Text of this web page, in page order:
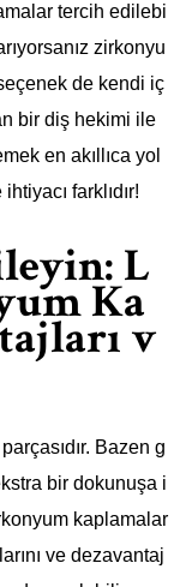
tercih edilebi
zirkonyu
de kendi iç
bir diş hekimi ile
en akıllıca yol
farklıdır!
L
Ka
v
Bazen g
bir dokunuşa i
kaplamalar
ve dezavantaj